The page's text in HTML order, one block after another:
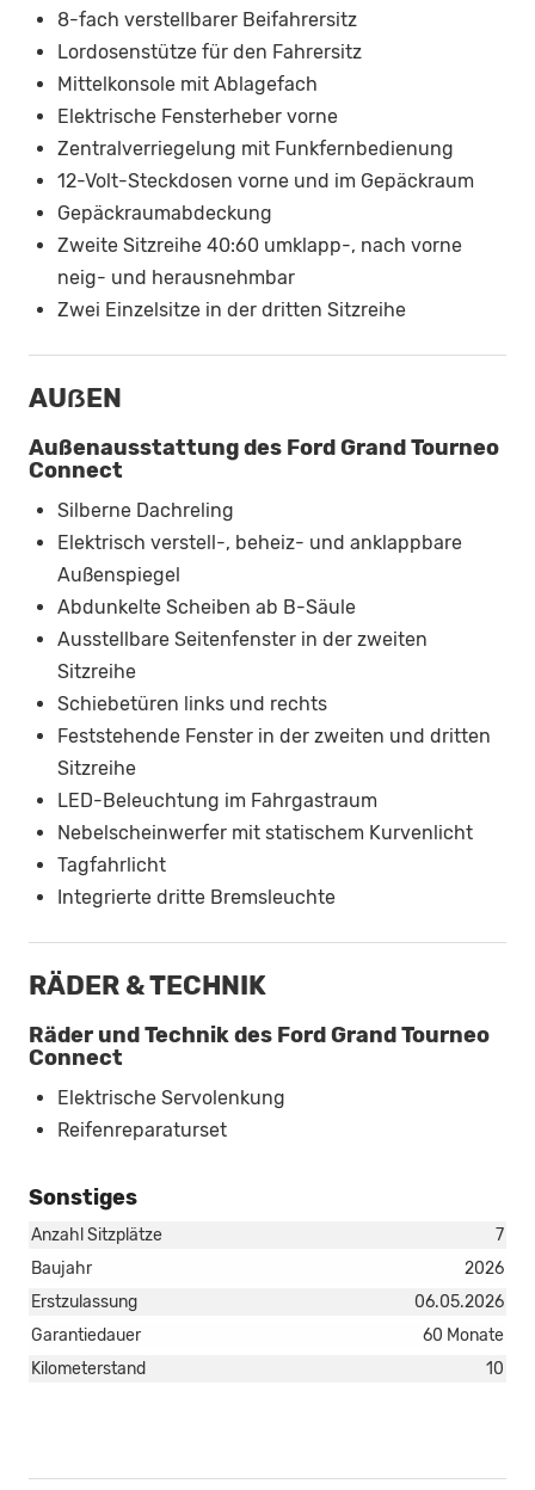
8-fach verstellbarer Beifahrersitz
Lordosenstütze für den Fahrersitz
Mittelkonsole mit Ablagefach
Elektrische Fensterheber vorne
Zentralverriegelung mit Funkfernbedienung
12-Volt-Steckdosen vorne und im Gepäckraum
Gepäckraumabdeckung
Zweite Sitzreihe 40:60 umklapp-, nach vorne
neig- und herausnehmbar
Zwei Einzelsitze in der dritten Sitzreihe
AUẞEN
Außenausstattung des Ford Grand Tourneo
Connect
Silberne Dachreling
Elektrisch verstell-, beheiz- und anklappbare
Außenspiegel
Abdunkelte Scheiben ab B-Säule
Ausstellbare Seitenfenster in der zweiten
Sitzreihe
Schiebetüren links und rechts
Feststehende Fenster in der zweiten und dritten
Sitzreihe
LED-Beleuchtung im Fahrgastraum
Nebelscheinwerfer mit statischem Kurvenlicht
Tagfahrlicht
Integrierte dritte Bremsleuchte
RÄDER & TECHNIK
Räder und Technik des Ford Grand Tourneo
Connect
Elektrische Servolenkung
Reifenreparaturset
Sonstiges
Anzahl Sitzplätze
7
Baujahr
2026
Erstzulassung
06.05.2026
Garantiedauer
60 Monate
Kilometerstand
10